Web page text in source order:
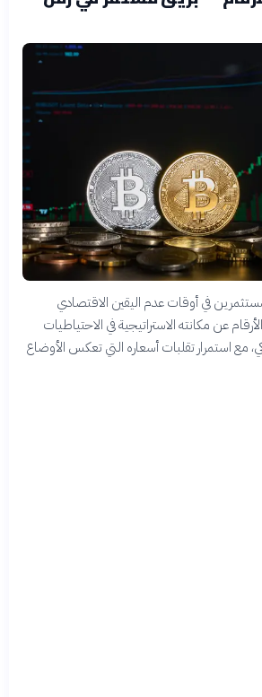
في أوقات عدم اليقين الاقتصادي
عن مكانته الاستراتيجية في الاحتياطيات
مع استمرار تقلبات أسعاره التي تعكس الأوضاع